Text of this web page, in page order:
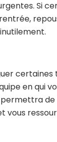
Si
certaines
en qui
vous